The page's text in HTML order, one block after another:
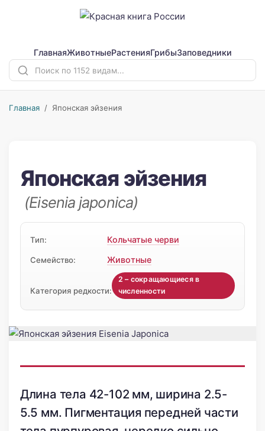
ГлавнаяЖивотныеРастенияГрибыЗаповедники
Главная / Японская эйзения
Японская эйзения
(Eisenia japonica)
Тип: Кольчатые черви
Семейство: Животные
Категория редкости:
2 – сокращающиеся в
численности
Длина тела 42-102 мм, ширина 2.5-
5.5 мм. Пигментация передней части